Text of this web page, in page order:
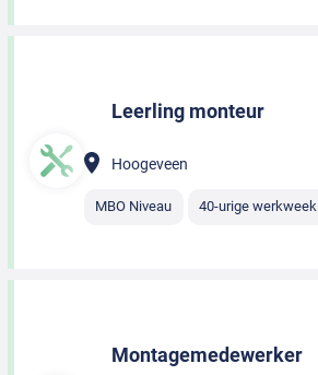
Leerling monteur
Hoogeveen
MBO Niveau 40-urige werkweek
Montagemedewerker